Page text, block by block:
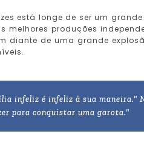
está longe de ser um
melhores produções
diante de uma grande
infeliz é infeliz à sua maneira."
para conquistar uma garota."